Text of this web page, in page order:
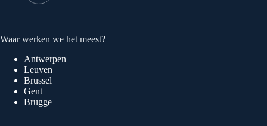
Waar werken we het meest?
Antwerpen
Leuven
Brussel
Gent
Brugge